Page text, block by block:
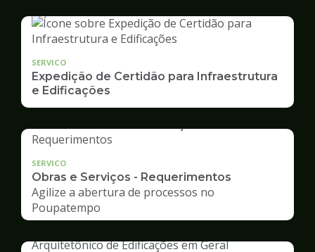
SERVICO
Expedição de Certidão para Infraestrutura
e Edificações
SERVICO
Obras e Serviços - Requerimentos
Agilize a abertura de processos no
Poupatempo